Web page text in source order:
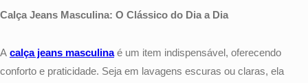
Calça Jeans Masculina: O Clássico do Dia a Dia
A calça jeans masculinaé um item indispensável, oferecendo
conforto e praticidade. Seja em lavagens escuras ou claras, ela